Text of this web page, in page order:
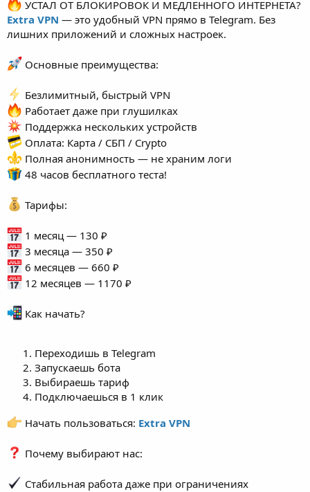
УСТАЛ ОТ БЛОКИРОВОК И МЕДЛЕННОГО ИНТЕРНЕТА?
Extra VPN — это удобный VPN прямо в Telegram. Без
лишних приложений и сложных настроек.
Основные преимущества:
Безлимитный, быстрый VPN
Работает даже при глушилках
Поддержка нескольких устройств
Оплата: Карта / СБП / Crypto
Полная анонимность — не храним логи
48 часов бесплатного теста!
Тарифы:
1 месяц — 130 ₽
3 месяца — 350 ₽
6 месяцев — 660 ₽
12 месяцев — 1170 ₽
Как начать?
Переходишь в Telegram
Запускаешь бота
Выбираешь тариф
Подключаешься в 1 клик
Начать пользоваться: Extra VPN
Почему выбирают нас:
Стабильная работа даже при ограничениях